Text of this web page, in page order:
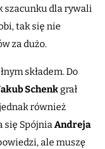
szacunku dla rywali
tak się nie
za dużo.
składem. Do
Schenkgrał
również
się SpójniaAndreja
ale muszę